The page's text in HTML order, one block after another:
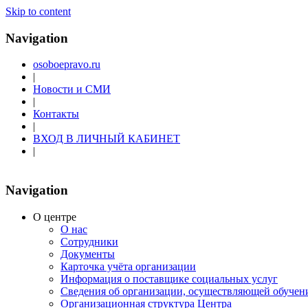
Skip to content
Navigation
osoboepravo.ru
|
Новости и СМИ
|
Контакты
|
ВХОД В ЛИЧНЫЙ КАБИНЕТ
|
Navigation
О центре
О нас
Сотрудники
Документы
Карточка учёта организации
Информация о поставщике социальных услуг
Сведения об организации, осуществляющей
Организационная структура Центра